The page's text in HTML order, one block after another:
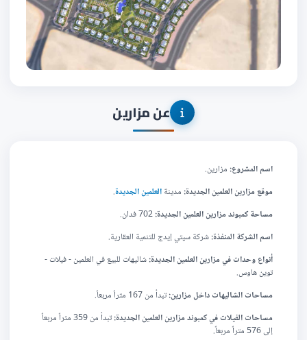
عن مزارين
اسم المشروع: مزارين.
موقع مزارين العلمين الجديدة: مدينةالعلمين الجديدة.
مساحة كمبوند مزارين العلمين الجديدة:702 فدان.
اسم الشركة المنفذة:شركة سيتي إيدج للتنمية العقارية.
أنواع وحدات في مزارين العلمين الجديدة:شاليهات للبيع في العلمين - فيلات -
توين هاوس.
مساحات الشاليهات داخل مزارين:تبدأ من 167 متراً مربعاً.
مساحات الفيلات في كمبوند مزارين العلمين الجديدة:
تبدأ من 359 متراً مربعاً
إلى 576 متراً مربعاً.